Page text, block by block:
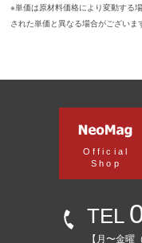
※単価は原材料価格により変動する
された単価と異なる場合がございま
Official
Shop
TEL
【月〜金曜